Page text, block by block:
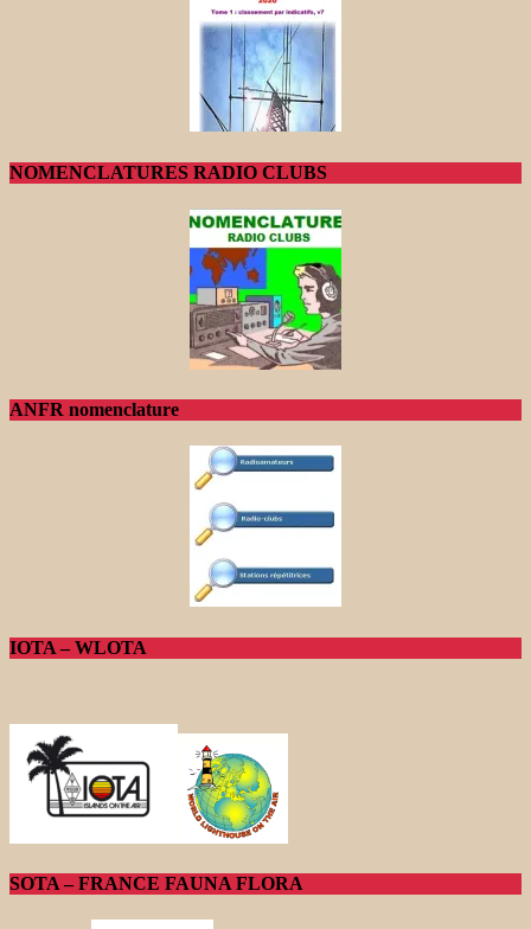
NOMENCLATURES RADIO CLUBS
ANFR nomenclature
IOTA – WLOTA
SOTA – FRANCE FAUNA FLORA